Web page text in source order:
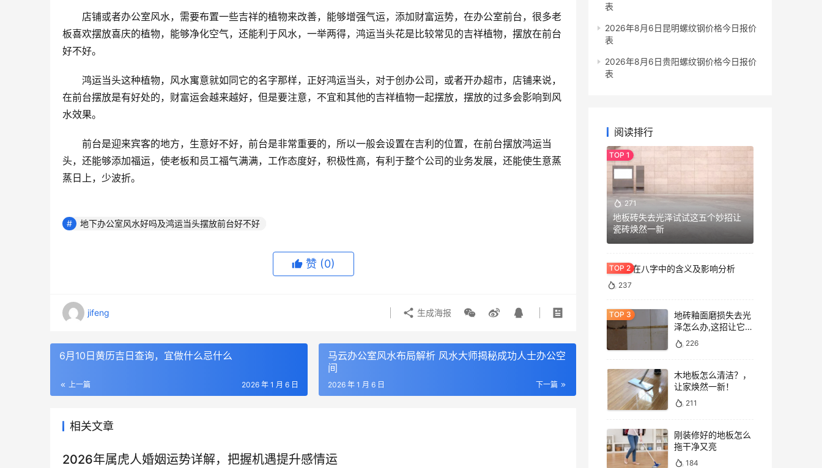
店铺或者办公室风水，需要布置一些吉祥的植物来改善，能够增强气运，添加财富运势，在办公室前台，很多老
板喜欢摆放喜庆的植物，能够净化空气，还能利于风水，一举两得，鸿运当头花是比较常见的吉祥植物，摆放在前台
好不好。
鸿运当头这种植物，风水寓意就如同它的名字那样，正好鸿运当头，对于创办公司，或者开办超市，店铺来说，
在前台摆放是有好处的，财富运会越来越好，但是要注意，不宜和其他的吉祥植物一起摆放，摆放的过多会影响到风
水效果。
前台是迎来宾客的地方，生意好不好，前台是非常重要的，所以一般会设置在吉利的位置，在前台摆放鸿运当
头，还能够添加福运，使老板和员工福气满满，工作态度好，积极性高，有利于整个公司的业务发展，还能使生意蒸
蒸日上，少波折。
地下办公室风水好吗及鸿运当头摆放前台好不好
赞 (0)
jifeng 生成海报
6月10日黄历吉日查询，宜做什么忌什么
上一篇 2026 年 1 月 6 日
马云办公室风水布局解析 风水大师揭秘成功人士办公空
间
下一篇
2026 年 1 月 6 日
相关文章
2026年属虎人婚姻运势详解，把握机遇提升感情运
表
2026年8月6日昆明螺纹钢价格今日报价
表
2026年8月6日贵阳螺纹钢价格今日报价
表
阅读排行
271
地板砖失去光泽试试这五个妙招让
瓷砖焕然一新
七杀格在八字中的含义及影响分析
237
地砖釉面磨损失去光
泽怎么办,这招让它重
焕光泽!
226
木地板怎么清洁？，
让家焕然一新！
211
刚装修好的地板怎么
拖干净又亮
184